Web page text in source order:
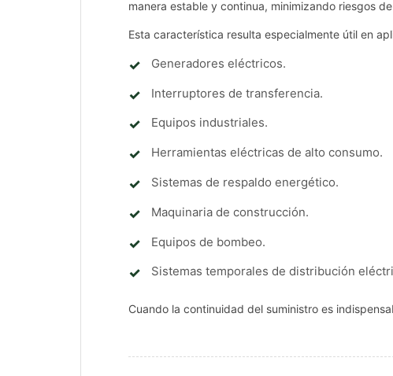
manera estable y continua, minimizando riesgos
Esta característica resulta especialmente útil en
Generadores eléctricos.
Interruptores de transferencia.
Equipos industriales.
Herramientas eléctricas de alto consumo.
Sistemas de respaldo energético.
Maquinaria de construcción.
Equipos de bombeo.
Sistemas temporales de distribución
Cuando la continuidad del suministro es